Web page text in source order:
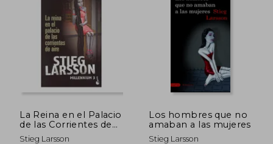
profundidad psicológica.
La Reina en el Palacio
de las Corrientes de
Aire
Stieg Larsson
Los hombres que no
amaban a las mujeres
Stieg Larsson